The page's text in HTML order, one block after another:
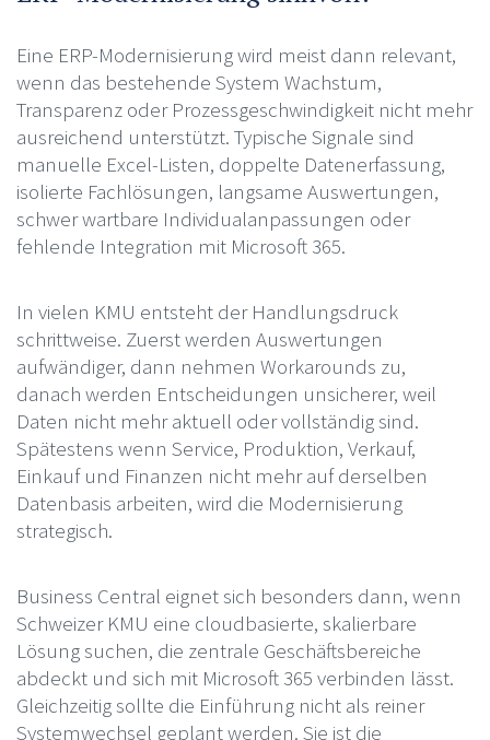
Eine ERP-Modernisierung wird meist dann relevant,
wenn das bestehende System Wachstum,
Transparenz oder Prozessgeschwindigkeit nicht mehr
ausreichend unterstützt. Typische Signale sind
manuelle Excel-Listen, doppelte Datenerfassung,
isolierte Fachlösungen, langsame Auswertungen,
schwer wartbare Individualanpassungen oder
fehlende Integration mit Microsoft 365.
In vielen KMU entsteht der Handlungsdruck
schrittweise. Zuerst werden Auswertungen
aufwändiger, dann nehmen Workarounds zu,
danach werden Entscheidungen unsicherer, weil
Daten nicht mehr aktuell oder vollständig sind.
Spätestens wenn Service, Produktion, Verkauf,
Einkauf und Finanzen nicht mehr auf derselben
Datenbasis arbeiten, wird die Modernisierung
strategisch.
Business Central eignet sich besonders dann, wenn
Schweizer KMU eine cloudbasierte, skalierbare
Lösung suchen, die zentrale Geschäftsbereiche
abdeckt und sich mit Microsoft 365 verbinden lässt.
Gleichzeitig sollte die Einführung nicht als reiner
Systemwechsel geplant werden. Sie ist die